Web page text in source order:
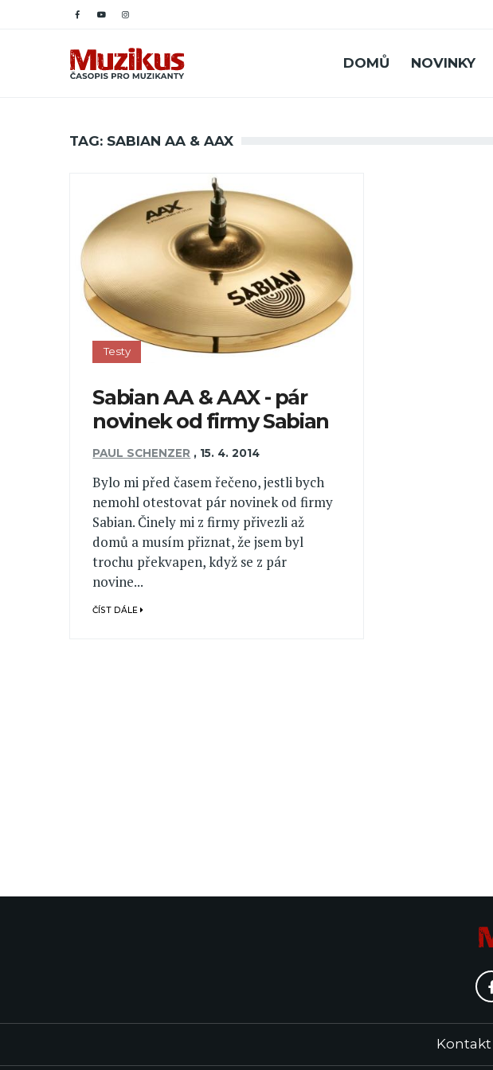
DOMŮ NOVINKY
TAG: SABIAN AA & AAX
Testy
Sabian AA & AAX - pár
novinek od firmy Sabian
PAUL SCHENZER , 15. 4. 2014
Bylo mi před časem řečeno, jestli bych
nemohl otestovat pár novinek od firmy
Sabian. Činely mi z firmy přivezli až
domů a musím přiznat, že jsem byl
trochu překvapen, když se z pár
novine...
ČÍST DÁLE
Kontakt